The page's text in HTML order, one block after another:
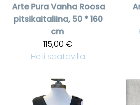
Arte PuraVanha Roosa
pitsikaitaliina, 50 * 160
cm
115,00 €
Heti saatavilla